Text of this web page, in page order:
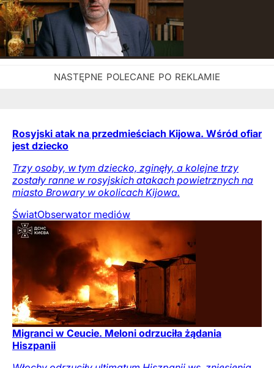
Rosyjski atak na przedmieściach Kijowa. Wśród ofiar
jest dziecko
Trzy osoby, w tym dziecko, zginęły, a kolejne trzy
zostały ranne w rosyjskich atakach powietrznych na
miasto Browary w okolicach Kijowa.
ŚwiatObserwator mediów
Migranci w Ceucie. Meloni odrzuciła żądania
Hiszpanii